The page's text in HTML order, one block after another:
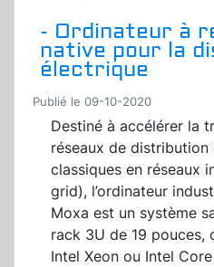
- Ordinateur à
native pour la
électrique
Publié le 09-10-2020
Destiné à accélérer la
réseaux de distribution
classiques en réseaux
grid), l’ordinateur
Moxa est un système
rack 3U de 19 pouces,
Intel Xeon ou Intel